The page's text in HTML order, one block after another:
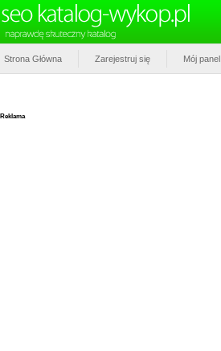
Strona Główna Zarejestruj się Mój panel
Reklama